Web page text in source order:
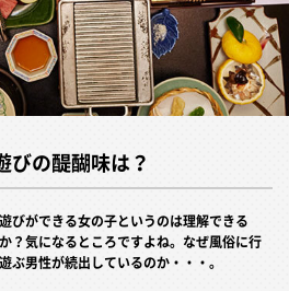
びの醍醐味は？
びができる女の子というのは理解できる
？気になるところですよね。なぜ風俗に行
ぶ男性が続出しているのか・・・。